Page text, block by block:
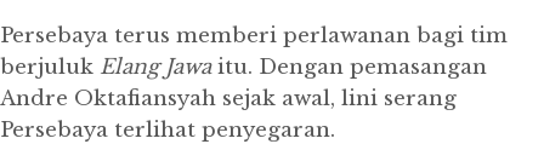
Persebaya terus memberi perlawanan bagi tim
berjuluk ElangJawaitu. Dengan pemasangan
Andre Oktafiansyah sejak awal, lini serang
Persebaya terlihat penyegaran.